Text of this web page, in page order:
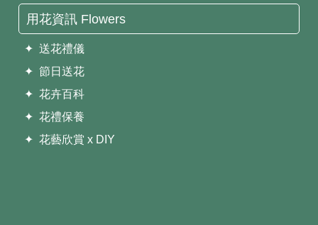
用花資訊 Flowers
✦ 送花禮儀
✦ 節日送花
✦ 花卉百科
✦ 花禮保養
✦ 花藝欣賞 x DIY